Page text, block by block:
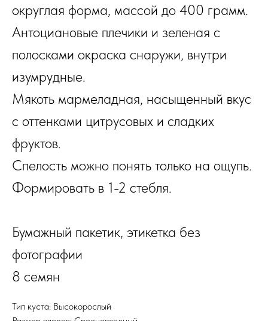
округлая форма, массой до 400 грамм.
Антоциановые плечики и зеленая с
полосками окраска снаружи, внутри
изумрудные.
Мякоть мармеладная, насыщенный вкус
с оттенками цитрусовых и сладких
фруктов.
Спелость можно понять только на ощупь.
Формировать в 1-2 стебля.
Бумажный пакетик, этикетка без
фотографии
8 семян
Тип куста: Высокорослый